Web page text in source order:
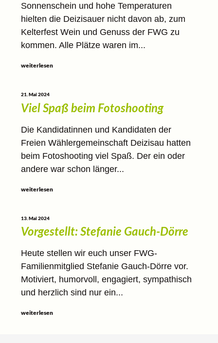
Sonnenschein und hohe Temperaturen
hielten die Deizisauer nicht davon ab, zum
Kelterfest Wein und Genuss der FWG zu
kommen. Alle Plätze waren im...
weiterlesen
21. Mai 2024
Viel Spaß beim Fotoshooting
Die Kandidatinnen und Kandidaten der
Freien Wählergemeinschaft Deizisau hatten
beim Fotoshooting viel Spaß. Der ein oder
andere war schon länger...
weiterlesen
13. Mai 2024
Vorgestellt: Stefanie Gauch-Dörre
Heute stellen wir euch unser FWG-
Familienmitglied Stefanie Gauch-Dörre vor.
Motiviert, humorvoll, engagiert, sympathisch
und herzlich sind nur ein...
weiterlesen